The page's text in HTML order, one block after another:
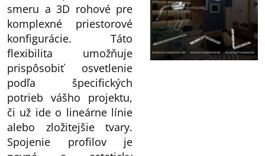
smeru a 3D rohové pre
komplexné priestorové
konfigurácie. Táto
flexibilita umožňuje
prispôsobiť osvetlenie
podľa špecifických
potrieb vášho projektu,
či už ide o lineárne línie
alebo zložitejšie tvary.
Spojenie profilov je